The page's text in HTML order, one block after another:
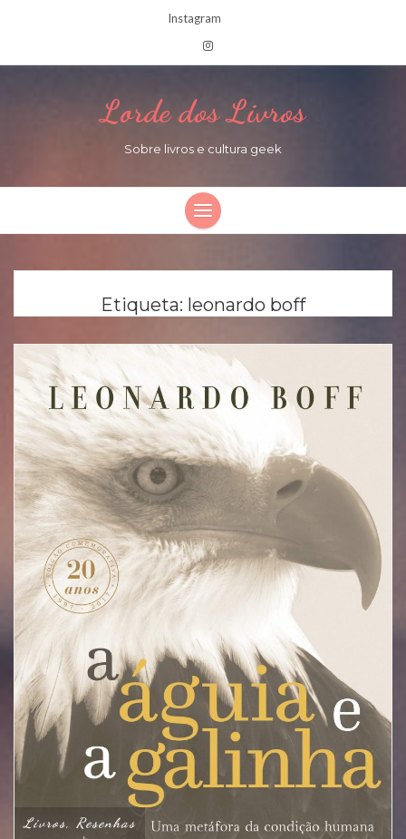
Instagram
Lorde dos Livros
Sobre livros e cultura geek
Etiqueta: leonardo boff
Livros, Resenhas